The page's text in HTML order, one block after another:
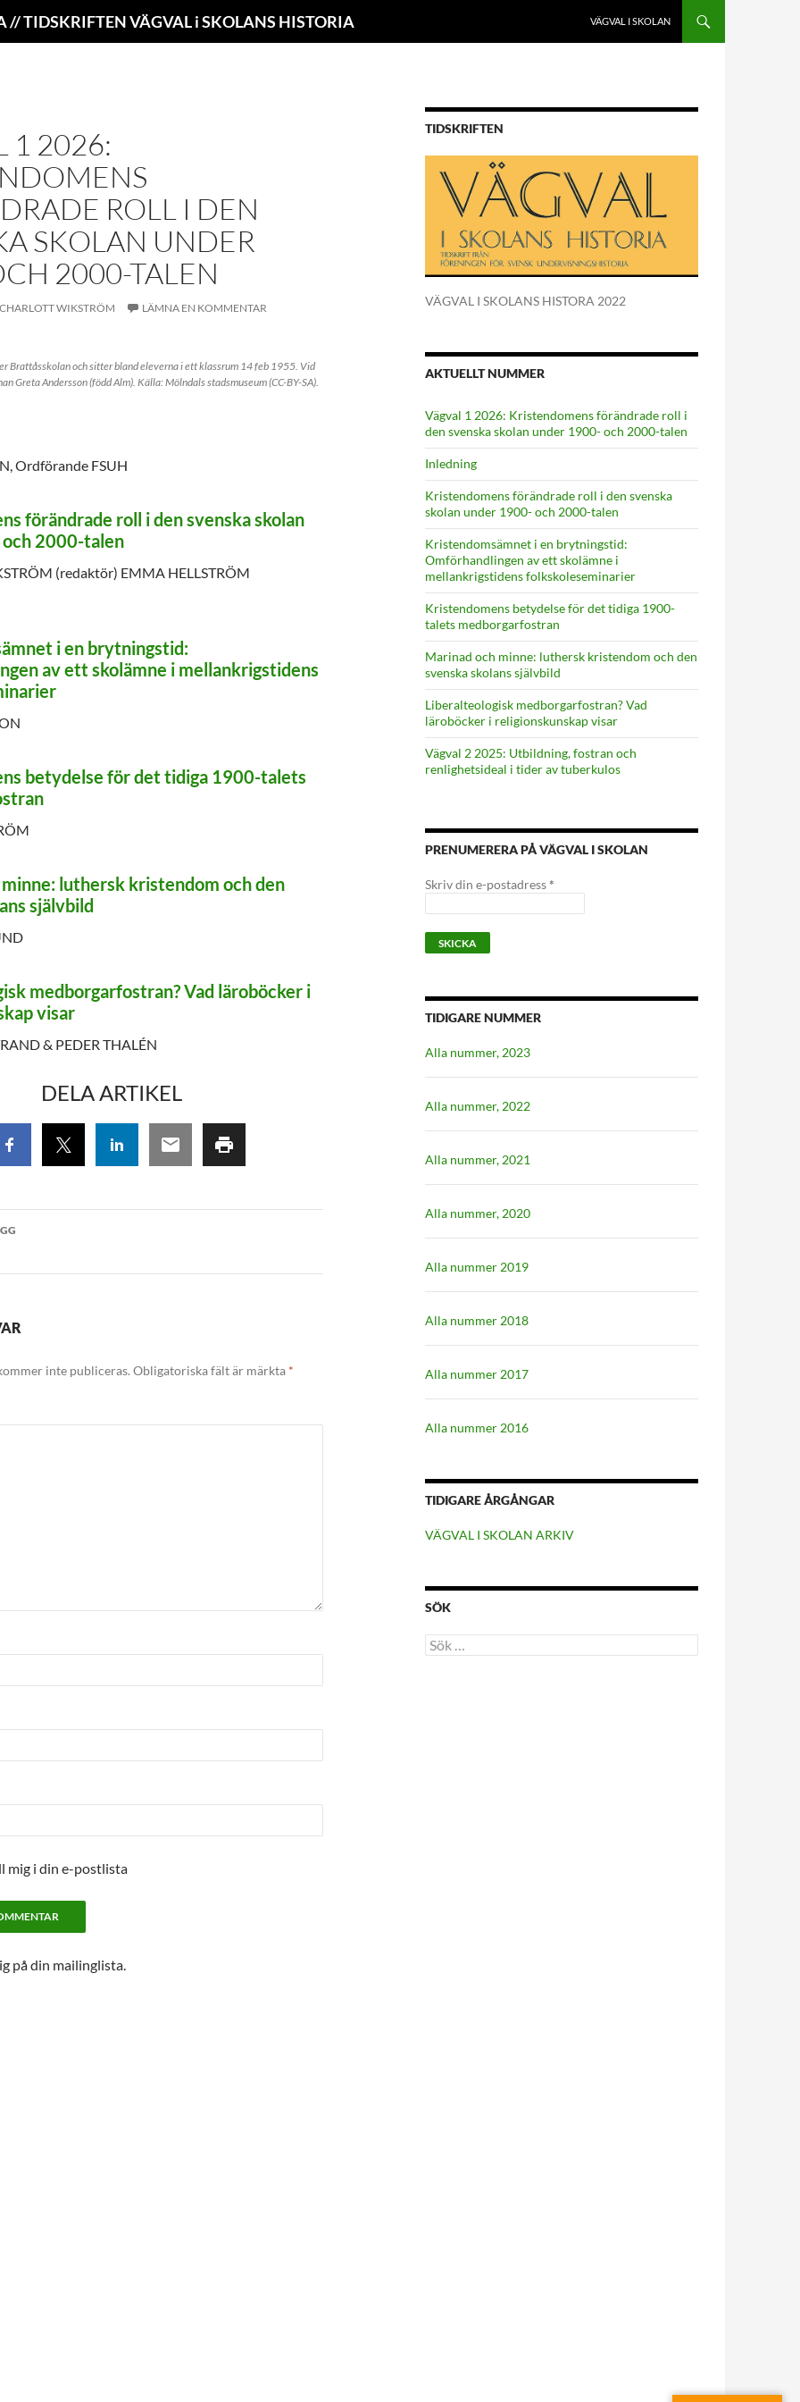
TIDSKRIFTEN VÄGVAL i SKOLANS HISTORIA VÄGVAL I SKOLAN
1 2026:
ROLL I DEN
SKOLAN UNDER
2000-TALEN
CHARLOTT WIKSTRÖM LÄMNA EN KOMMENTAR
Brattåsskolan och sitter bland eleverna i ett klassrum 14 feb 1955. Vid
Greta Andersson (född Alm). Källa: Mölndals stadsmuseum (CC-BY-SA).
Ordförande FSUH
förändrade roll i den svenska skolan
2000-talen
(redaktör) EMMA HELLSTRÖM
i en brytningstid:
av ett skolämne i mellankrigstidens
betydelse för det tidiga 1900-talets
luthersk kristendom och den
självbild
medborgarfostran? Vad läroböcker i
visar
& PEDER THALÉN
DELA ARTIKEL
inte publiceras. Obligatoriska fält är märkta *
mig i din e-postlista
på din mailinglista.
TIDSKRIFTEN
VÄGVAL I SKOLANS HISTORA 2022
AKTUELLT NUMMER
Vägval 1 2026: Kristendomens förändrade roll i
den svenska skolan under 1900- och 2000-talen
Inledning
Kristendomens förändrade roll i den svenska
skolan under 1900- och 2000-talen
Kristendomsämnet i en brytningstid:
Omförhandlingen av ett skolämne i
mellankrigstidens folkskoleseminarier
Kristendomens betydelse för det tidiga 1900-
talets medborgarfostran
Marinad och minne: luthersk kristendom och den
svenska skolans självbild
Liberalteologisk medborgarfostran? Vad
läroböcker i religionskunskap visar
Vägval 2 2025: Utbildning, fostran och
renlighetsideal i tider av tuberkulos
PRENUMERERA PÅ VÄGVAL I SKOLAN
Skriv din e-postadress*
TIDIGARE NUMMER
Alla nummer, 2023
Alla nummer, 2022
Alla nummer, 2021
Alla nummer, 2020
Alla nummer 2019
Alla nummer 2018
Alla nummer 2017
Alla nummer 2016
TIDIGARE ÅRGÅNGAR
VÄGVAL I SKOLAN ARKIV
SÖK
Sök
efter: